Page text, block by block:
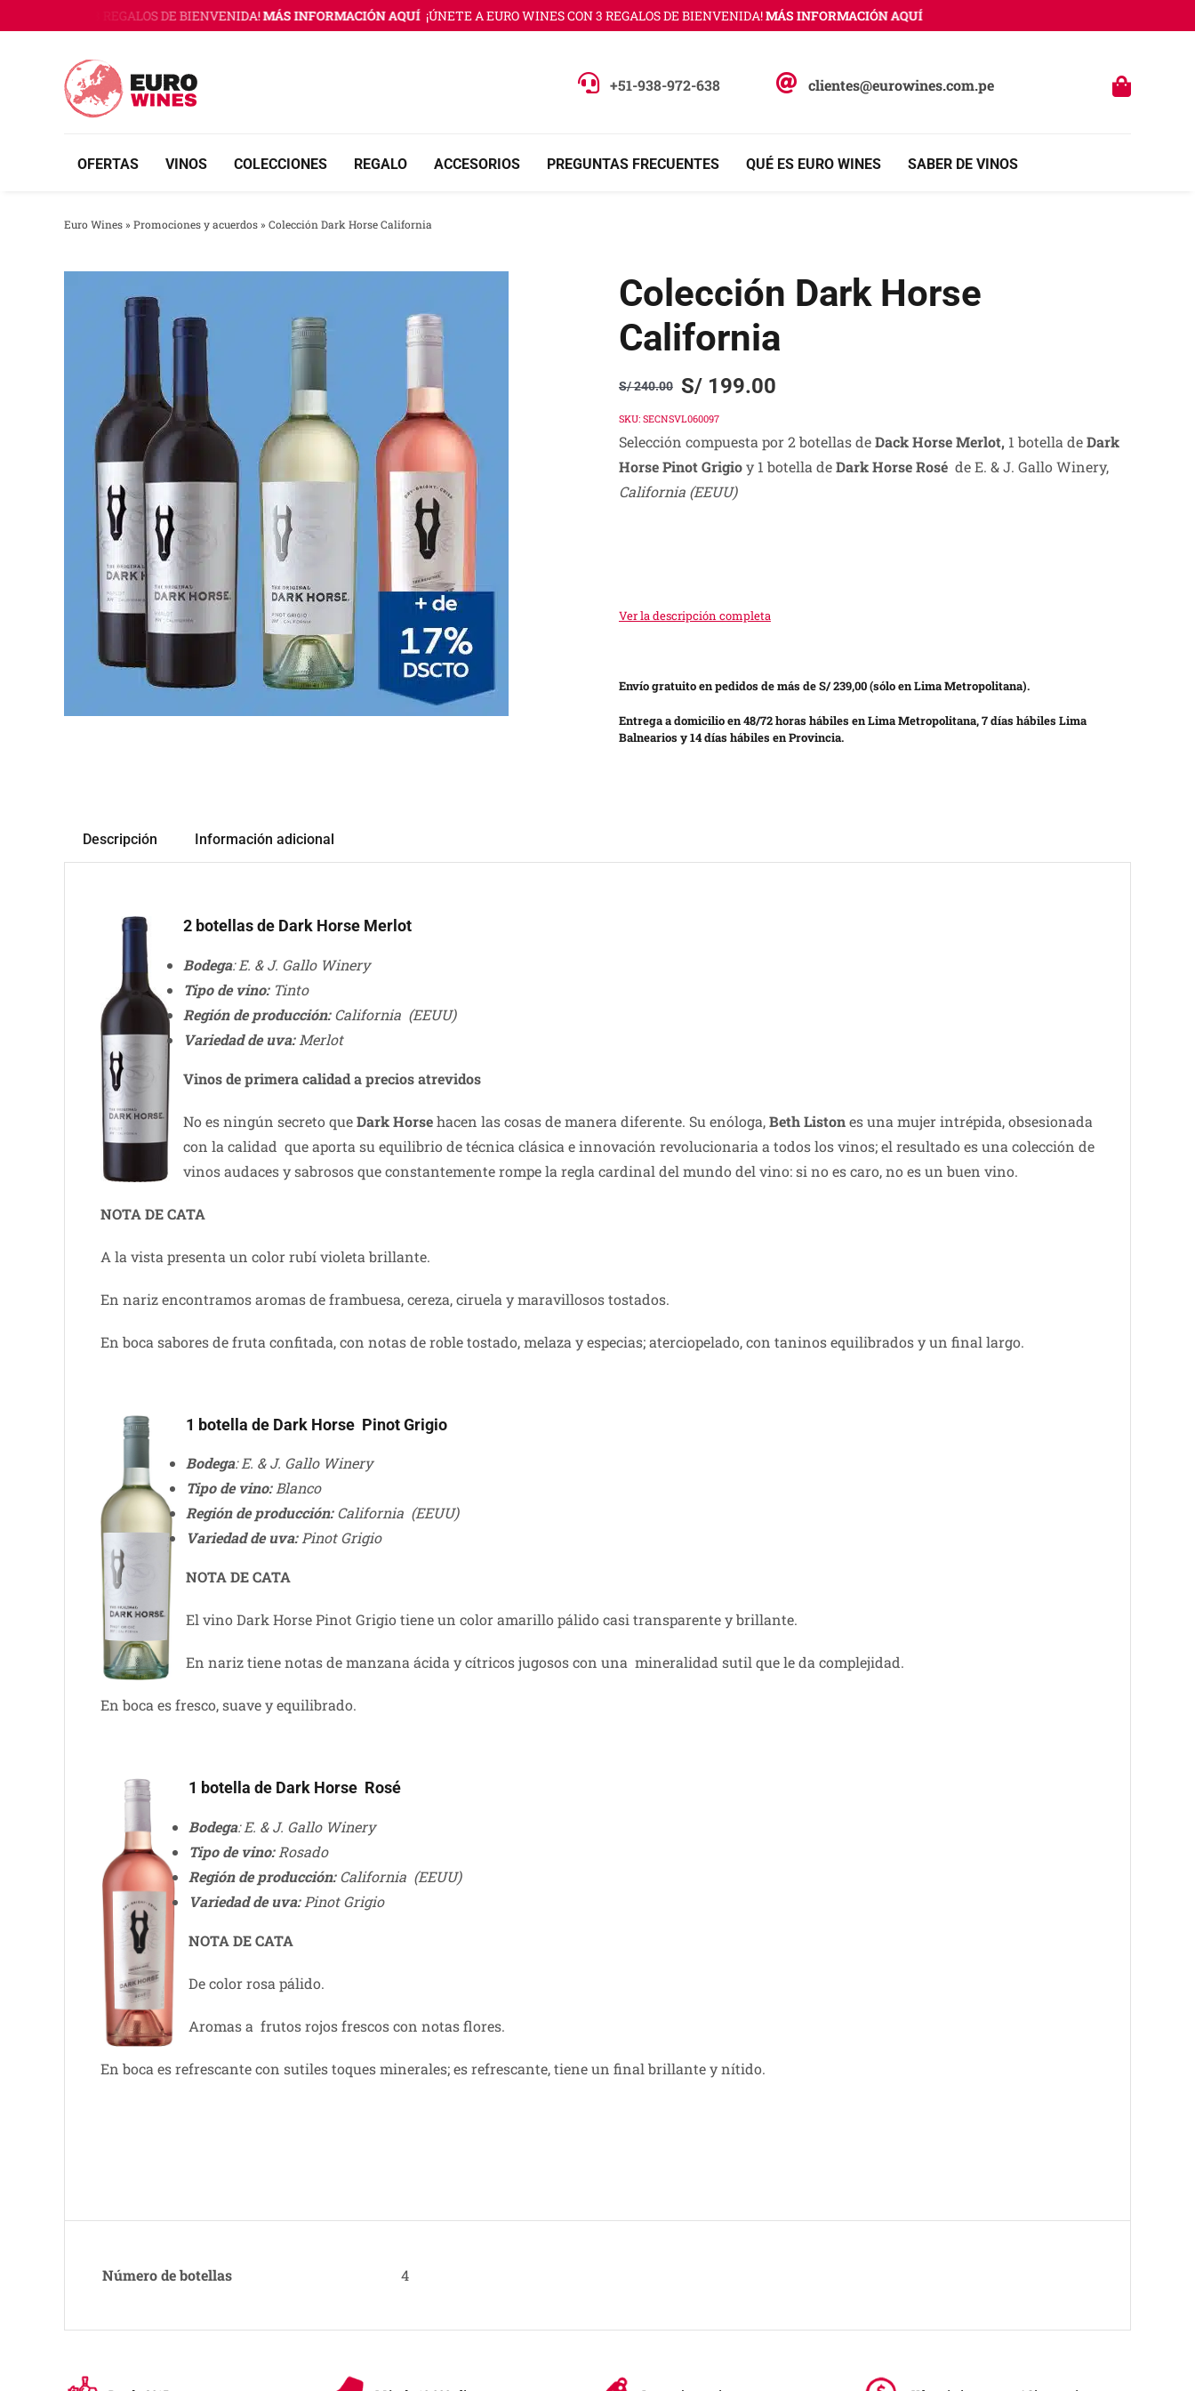
al
CON 3 REGALOS DE BIENVENIDA!MÁS INFORMACIÓN AQUÍ ¡ÚNETE A EURO WINES CON 3 REGALOS DE BIENVENIDA!MÁS INFORMACIÓN AQUÍ
+51-938-972-638 clientes@eurowines.com.pe
OFERTAS VINOS COLECCIONES REGALO ACCESORIOS PREGUNTAS FRECUENTES QUÉ ES EURO WINES SABER DE VINOS
Euro Wines» Promociones y acuerdos» Colección Dark Horse California
Colección Dark Horse
California
S/240.00
Original
price
was:
S/ 240.00.
S/199.00
Current
price
is:
S/ 199.00.
SKU: SECNSVL060097
Selección compuesta por 2 botellas deDack Horse Merlot, 1 botella deDark
Horse Pinot Grigioy 1 botella deDark Horse Rosé de E. & J. Gallo Winery,
California (EEUU)
Ver la descripción completa
Envío gratuito en pedidos de más de S/ 239,00 (sólo en Lima Metropolitana).
Entrega a domicilio en 48/72 horas hábiles en Lima Metropolitana, 7 días hábiles Lima
Balnearios y 14 días hábiles en Provincia.
Descripción Información adicional
2 botellas de Dark Horse Merlot
Bodega: E. & J. Gallo Winery
Tipo de vino:Tinto
Región de producción:California (EEUU)
Variedad de uva:Merlot
Vinos de primera calidad a precios atrevidos
No es ningún secreto queDark Horsehacen las cosas de manera diferente. Su enóloga,Beth Listones una mujer intrépida, obsesionada
con la calidad que aporta su equilibrio de técnica clásica e innovación revolucionaria a todos los vinos; el resultado es una colección de
vinos audaces y sabrosos que constantemente rompe la regla cardinal del mundo del vino: si no es caro, no es un buen vino.
NOTA DE CATA
A la vista presenta un color rubí violeta brillante.
En nariz encontramos aromas de frambuesa, cereza, ciruela y maravillosos tostados.
En boca sabores de fruta confitada, con notas de roble tostado, melaza y especias; aterciopelado, con taninos equilibrados y un final largo.
1 botella de Dark Horse Pinot Grigio
Bodega: E. & J. Gallo Winery
Tipo de vino:Blanco
Región de producción:California (EEUU)
Variedad de uva:Pinot Grigio
NOTA DE CATA
El vino Dark Horse Pinot Grigio tiene un color amarillo pálido casi transparente y brillante.
En nariz tiene notas de manzana ácida y cítricos jugosos con una mineralidad sutil que le da complejidad.
En boca es fresco, suave y equilibrado.
1 botella de Dark Horse Rosé
Bodega: E. & J. Gallo Winery
Tipo de vino:Rosado
Región de producción:California (EEUU)
Variedad de uva:Pinot Grigio
NOTA DE CATA
De color rosa pálido.
Aromas a frutos rojos frescos con notas flores.
En boca es refrescante con sutiles toques minerales; es refrescante, tiene un final brillante y nítido.
Número de botellas 4